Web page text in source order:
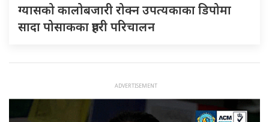
ग्यासको कालोबजारी रोक्न उपत्यकाका डिपोमा
सादा पोसाकका प्रहरी परिचालन